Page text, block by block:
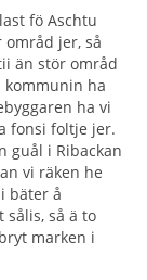
fö Aschtu
jer, så
än stör områd
kommunin ha
ha vi
fonsi foltje jer.
guål i Ribackan
vi räken he
bäter å
sålis, så ä to
marken i